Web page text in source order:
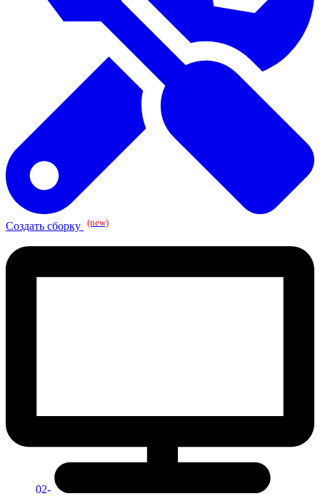
Создать сборку (new)
02-